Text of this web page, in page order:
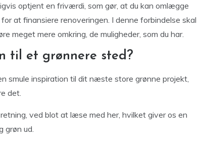
optjent en friværdi, som gør, at du kan omlægge
at finansiere renoveringen. I denne forbindelse skal
meget mere omkring, de muligheder, som du har.
til et grønnere sted?
smule inspiration til dit næste store grønne projekt,
det.
ved blot at læse med her, hvilket giver os en
grøn ud.